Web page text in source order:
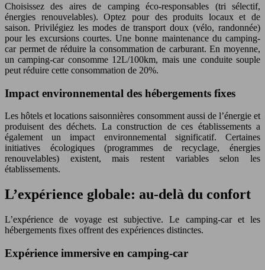
Choisissez des aires de camping éco-responsables (tri sélectif,
énergies renouvelables). Optez pour des produits locaux et de
saison. Privilégiez les modes de transport doux (vélo, randonnée)
pour les excursions courtes. Une bonne maintenance du camping-
car permet de réduire la consommation de carburant. En moyenne,
un camping-car consomme 12L/100km, mais une conduite souple
peut réduire cette consommation de 20%.
Impact environnemental des hébergements fixes
Les hôtels et locations saisonnières consomment aussi de l’énergie et
produisent des déchets. La construction de ces établissements a
également un impact environnemental significatif. Certaines
initiatives écologiques (programmes de recyclage, énergies
renouvelables) existent, mais restent variables selon les
établissements.
L’expérience globale: au-delà du confort
L’expérience de voyage est subjective. Le camping-car et les
hébergements fixes offrent des expériences distinctes.
Expérience immersive en camping-car